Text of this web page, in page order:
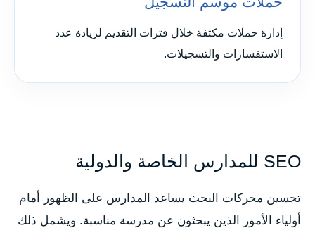
إدارة حملات مكثفة خلال فترات التقديم لزيادة عدد
الاستفسارات والتسجيلات.
SEO للمدارس الخاصة والدولية
تحسين محركات البحث يساعد المدارس على الظهور أمام
أولياء الأمور الذين يبحثون عن مدرسة مناسبة. ويشمل ذلك